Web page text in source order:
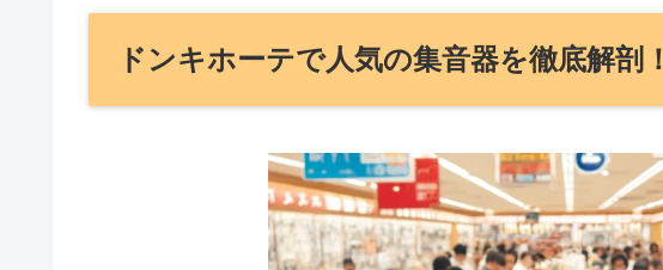
ドンキホーテで人気の集音器を徹底解剖！